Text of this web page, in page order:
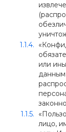
или
данным
лицо,